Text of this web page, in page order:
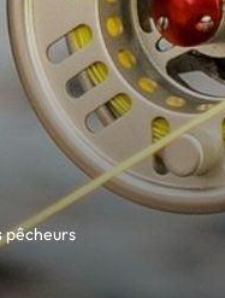
pêcheurs